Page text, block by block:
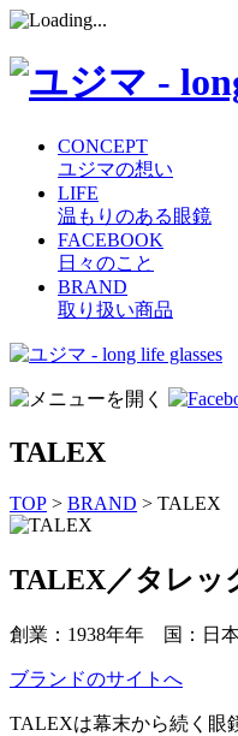
CONCEPT
ユジマの想い
LIFE
温もりのある眼鏡
FACEBOOK
日々のこと
BRAND
取り扱い商品
コ
テ
ツ
ス
キ
プ
TALEX
TOP > BRAND > TALEX
TALEX／タレッ
創業：1938年年 国：日
ブランドのサイトへ
TALEXは幕末から続く眼